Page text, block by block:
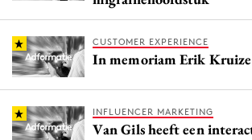
CUSTOMER EXPERIENCE
In memoriam Erik
INFLUENCER MARKETING
Van Gils heeft een